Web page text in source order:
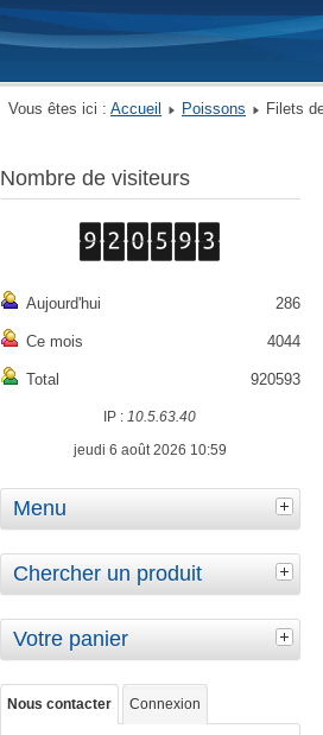
Vous êtes ici : Accueil Poissons Filets
Nombre de visiteurs
Aujourd'hui 286
Ce mois 4044
Total 920593
IP :10.5.63.40
jeudi 6 août 2026 10:59
Menu
Chercher un produit
Votre panier
Nous contacter Connexion